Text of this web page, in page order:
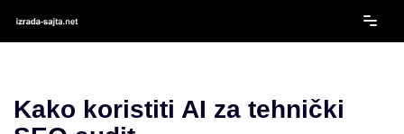
Kako koristiti AI za tehnički